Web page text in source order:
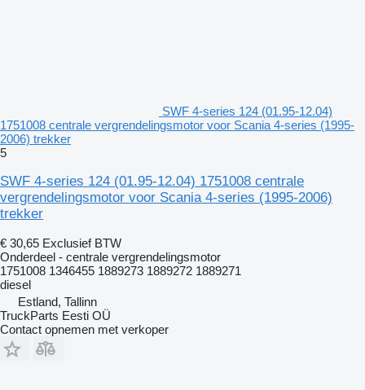
SWF 4-series 124 (01.95-12.04)
1751008 centrale vergrendelingsmotor voor Scania 4-series (1995-
2006) trekker
5
SWF 4-series 124 (01.95-12.04) 1751008 centrale
vergrendelingsmotor voor Scania 4-series (1995-2006)
trekker
€ 30,65 Exclusief BTW
Onderdeel - centrale vergrendelingsmotor
1751008 1346455 1889273 1889272 1889271
diesel
Estland, Tallinn
TruckParts Eesti OÜ
Contact opnemen met verkoper